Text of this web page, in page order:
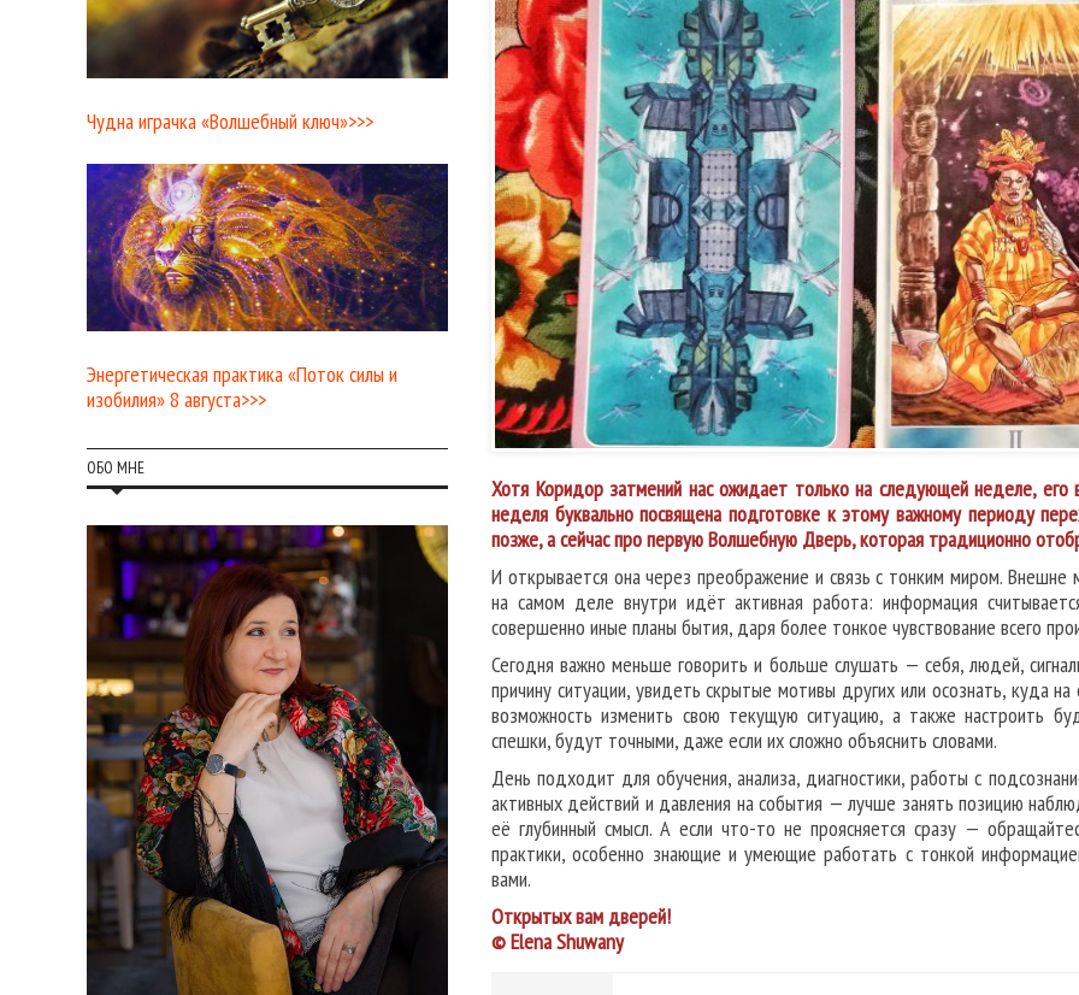
Хотя Коридор затмений нас ожидает только на следующей неделе, его
неделя буквально посвящена подготовке к этому важному периоду
позже, а сейчас про первую Волшебную Дверь, которая традиционно
И открывается она через преображение и связь с тонким миром. Внешне
на самом деле внутри идёт активная работа: информация
совершенно иные планы бытия, даря более тонкое чувствование всего
Сегодня важно меньше говорить и больше слушать — себя, людей,
причину ситуации, увидеть скрытые мотивы других или осознать, куда
возможность изменить свою текущую ситуацию, а также настроить
спешки, будут точными, даже если их сложно объяснить словами.
День подходит для обучения, анализа, диагностики, работы с
активных действий и давления на события — лучше занять позицию
её глубинный смысл. А если что-то не проясняется сразу —
практики, особенно знающие и умеющие работать с тонкой
вами.
Открытых вам дверей!
© Elena Shuwany
Чудна играчка «Волшебный ключ»>>>
Энергетическая практика «Поток силы и
изобилия» 8 августа>>>
ОБО МНЕ